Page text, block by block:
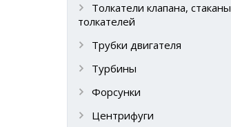
Толкатели клапана, стаканы
толкателей
Трубки двигателя
Турбины
Форсунки
Центрифуги